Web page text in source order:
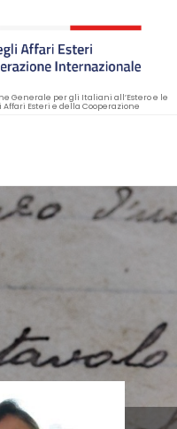
Generale per gli Italiani all’Estero e le
Esteri e della Cooperazione